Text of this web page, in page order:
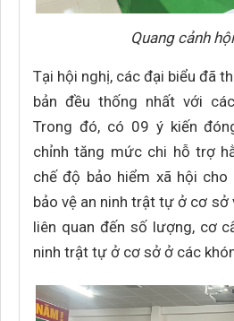
Quang cảnh
Tại hội nghị, các đại biểu đã
bản đều thống nhất với
Trong đó, có 09 ý kiến
chỉnh tăng mức chi hỗ trợ
chế độ bảo hiểm xã hội
bảo vệ an ninh trật tự ở cơ sở
liên quan đến số lượng, cơ
ninh trật tự ở cơ sở ở các